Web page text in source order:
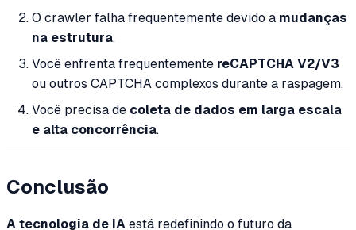
O crawler falha frequentemente devido a mudanças
na estrutura.
Você enfrenta frequentemente reCAPTCHA V2/V3
ou outros CAPTCHA complexos durante a raspagem.
Você precisa de coleta de dados em larga escala
e alta concorrência.
Conclusão
A tecnologia de IA está redefinindo o futuro da